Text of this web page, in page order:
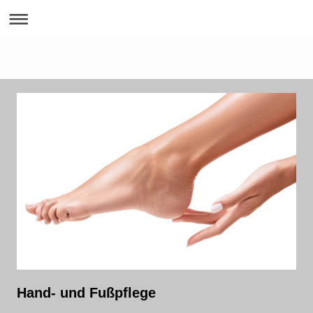
Hand- und Fußpflege